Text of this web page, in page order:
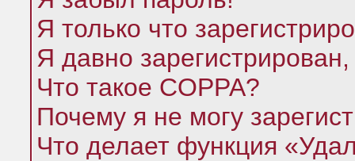
Я только что
Я давно
Что такое COPPA?
Почему я не могу
Что делает функция